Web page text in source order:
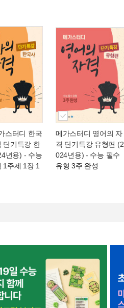
스터디 한국
단기특강 한
년용) - 수능
1주제 1장 1
메가스터디 영어의 자
격 단기특강 유형편 (2
024년용) - 수능 필수
유형 3주 완성